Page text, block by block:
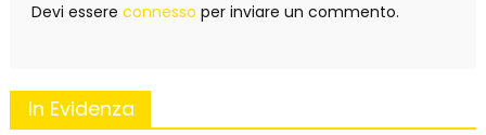
Devi essere connesso per inviare un commento.
In Evidenza